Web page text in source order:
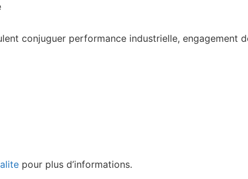
conjuguer performance industrielle, engagement
pour plus d’informations.